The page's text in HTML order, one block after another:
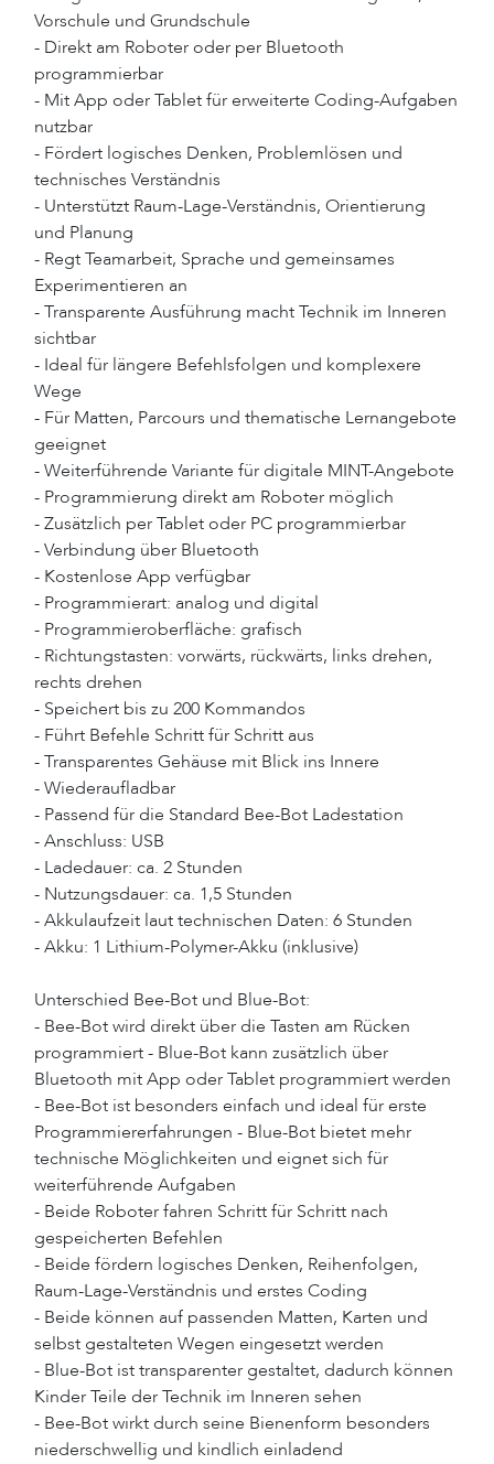
Vorschule und Grundschule
- Direkt am Roboter oder per Bluetooth
programmierbar
- Mit App oder Tablet für erweiterte Coding-Aufgaben
nutzbar
- Fördert logisches Denken, Problemlösen und
technisches Verständnis
- Unterstützt Raum-Lage-Verständnis, Orientierung
und Planung
- Regt Teamarbeit, Sprache und gemeinsames
Experimentieren an
- Transparente Ausführung macht Technik im Inneren
sichtbar
- Ideal für längere Befehlsfolgen und komplexere
Wege
- Für Matten, Parcours und thematische Lernangebote
geeignet
- Weiterführende Variante für digitale MINT-Angebote
- Programmierung direkt am Roboter möglich
- Zusätzlich per Tablet oder PC programmierbar
- Verbindung über Bluetooth
- Kostenlose App verfügbar
- Programmierart: analog und digital
- Programmieroberfläche: grafisch
- Richtungstasten: vorwärts, rückwärts, links drehen,
rechts drehen
- Speichert bis zu 200 Kommandos
- Führt Befehle Schritt für Schritt aus
- Transparentes Gehäuse mit Blick ins Innere
- Wiederaufladbar
- Passend für die Standard Bee-Bot Ladestation
- Anschluss: USB
- Ladedauer: ca. 2 Stunden
- Nutzungsdauer: ca. 1,5 Stunden
- Akkulaufzeit laut technischen Daten: 6 Stunden
- Akku: 1 Lithium-Polymer-Akku (inklusive)
Unterschied Bee-Bot und Blue-Bot:
- Bee-Bot wird direkt über die Tasten am Rücken
programmiert - Blue-Bot kann zusätzlich über
Bluetooth mit App oder Tablet programmiert werden
- Bee-Bot ist besonders einfach und ideal für erste
Programmiererfahrungen - Blue-Bot bietet mehr
technische Möglichkeiten und eignet sich für
weiterführende Aufgaben
- Beide Roboter fahren Schritt für Schritt nach
gespeicherten Befehlen
- Beide fördern logisches Denken, Reihenfolgen,
Raum-Lage-Verständnis und erstes Coding
- Beide können auf passenden Matten, Karten und
selbst gestalteten Wegen eingesetzt werden
- Blue-Bot ist transparenter gestaltet, dadurch können
Kinder Teile der Technik im Inneren sehen
- Bee-Bot wirkt durch seine Bienenform besonders
niederschwellig und kindlich einladend